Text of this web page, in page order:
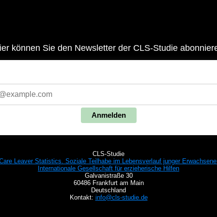
können Sie den Newsletter der CLS-Studie
Anmelden
CLS-Studie
Leaver Statistics. Soziale Teilhabe im Lebensverlauf junger
Internationale Gesellschaft für erzieherische Hilfen
Galvanistraße 30
60486 Frankfurt am Main
Deutschland
Kontakt: info@cls-studie.de